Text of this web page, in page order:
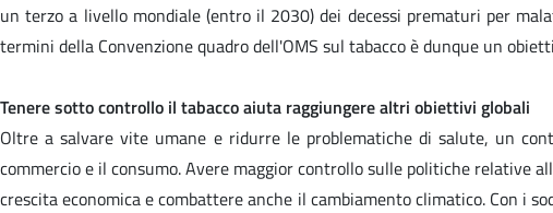
un terzo a livello mondiale (entro il 2030) dei decessi prematuri per
termini della Convenzione quadro dell'OMS sul tabacco è dunque un
Tenere sotto controllo il tabacco aiuta raggiungere altri obiettivi globali
Oltre a salvare vite umane e ridurre le problematiche di salute, un
commercio e il consumo. Avere maggior controllo sulle politiche relative
crescita economica e combattere anche il cambiamento climatico. Con i